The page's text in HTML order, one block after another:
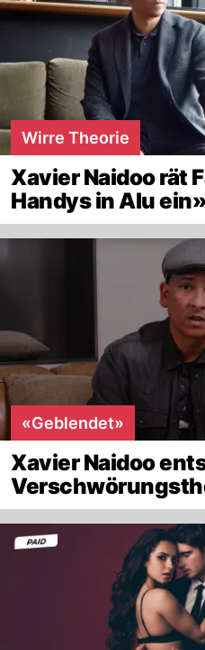
Wirre Theorie
Xavier Naidoo rät
Handys in Alu
«Geblendet»
Xavier Naidoo